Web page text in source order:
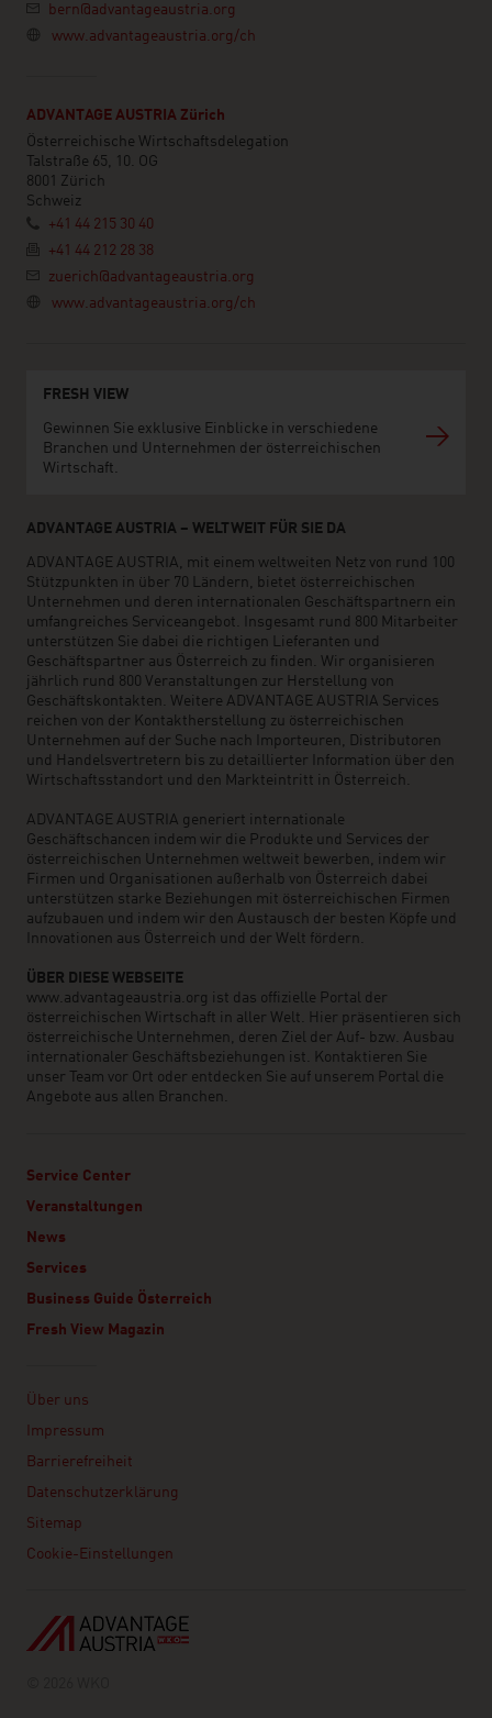
bern@advantageaustria.org
www.advantageaustria.org/ch
ADVANTAGE AUSTRIA Zürich
Österreichische Wirtschaftsdelegation
Talstraße 65, 10. OG
8001 Zürich
Schweiz
+41 44 215 30 40
+41 44 212 28 38
zuerich@advantageaustria.org
www.advantageaustria.org/ch
FRESH VIEW
Gewinnen Sie exklusive Einblicke in verschiedene
Branchen und Unternehmen der österreichischen
Wirtschaft.
ADVANTAGE AUSTRIA – WELTWEIT FÜR SIE DA
ADVANTAGE AUSTRIA, mit einem weltweiten Netz von rund 100
Stützpunkten in über 70 Ländern, bietet österreichischen
Unternehmen und deren internationalen Geschäftspartnern ein
umfangreiches Serviceangebot. Insgesamt rund 800 Mitarbeiter
unterstützen Sie dabei die richtigen Lieferanten und
Geschäftspartner aus Österreich zu finden. Wir organisieren
jährlich rund 800 Veranstaltungen zur Herstellung von
Geschäftskontakten. Weitere ADVANTAGE AUSTRIA Services
reichen von der Kontaktherstellung zu österreichischen
Unternehmen auf der Suche nach Importeuren, Distributoren
und Handelsvertretern bis zu detaillierter Information über den
Wirtschaftsstandort und den Markteintritt in Österreich.
ADVANTAGE AUSTRIA generiert internationale
Geschäftschancen indem wir die Produkte und Services der
österreichischen Unternehmen weltweit bewerben, indem wir
Firmen und Organisationen außerhalb von Österreich dabei
unterstützen starke Beziehungen mit österreichischen Firmen
aufzubauen und indem wir den Austausch der besten Köpfe und
Innovationen aus Österreich und der Welt fördern.
ÜBER DIESE WEBSEITE
www.advantageaustria.org ist das offizielle Portal der
österreichischen Wirtschaft in aller Welt. Hier präsentieren sich
österreichische Unternehmen, deren Ziel der Auf- bzw. Ausbau
internationaler Geschäftsbeziehungen ist. Kontaktieren Sie
unser Team vor Ort oder entdecken Sie auf unserem Portal die
Angebote aus allen Branchen.
Service Center
Veranstaltungen
News
Services
Business Guide Österreich
Fresh View Magazin
Über uns
Impressum
Barrierefreiheit
Datenschutzerklärung
Sitemap
Cookie-Einstellungen